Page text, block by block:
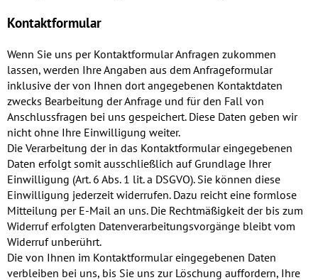
Kontaktformular
Wenn Sie uns per Kontaktformular Anfragen zukommen
lassen, werden Ihre Angaben aus dem Anfrageformular
inklusive der von Ihnen dort angegebenen Kontaktdaten
zwecks Bearbeitung der Anfrage und für den Fall von
Anschlussfragen bei uns gespeichert. Diese Daten geben wir
nicht ohne Ihre Einwilligung weiter.
Die Verarbeitung der in das Kontaktformular eingegebenen
Daten erfolgt somit ausschließlich auf Grundlage Ihrer
Einwilligung (Art. 6 Abs. 1 lit. a DSGVO). Sie können diese
Einwilligung jederzeit widerrufen. Dazu reicht eine formlose
Mitteilung per E-Mail an uns. Die Rechtmäßigkeit der bis zum
Widerruf erfolgten Datenverarbeitungsvorgänge bleibt vom
Widerruf unberührt.
Die von Ihnen im Kontaktformular eingegebenen Daten
verbleiben bei uns, bis Sie uns zur Löschung auffordern, Ihre